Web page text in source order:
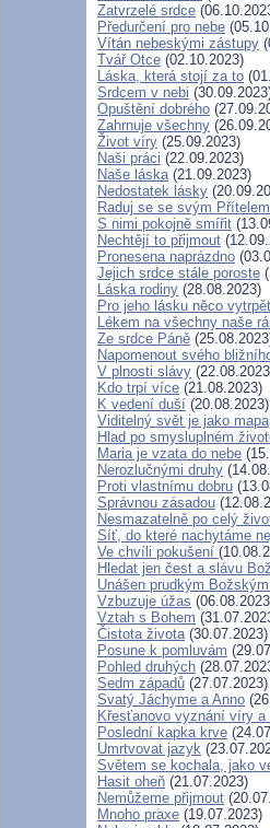
Zatvrzelé srdce
Předurčení pro nebe
Vítán nebeskými zástupy
Tvář Otce (02.10.2023)
Láska, která stojí za to
Srdcem v nebi
Opuštění dobrého
Zahrnuje všechny
Život víry (25.09.2023)
Naši práci (22.09.2023)
Naše láska(21.09.2023)
Nedostatek lásky
Raduj se se svým Přítelem
S nimi pokojně smířit
Nechtějí to přijmout
Pronesena naprázdno
Jejich srdce stále poroste
Láska rodiny (28.08.2023)
Pro jeho lásku něco vytrpět
Lékem na všechny naše
Ze srdce Páně
Napomenout svého
V plnosti slávy
Kdo trpí více (21.08.2023)
K vedení duší (20.08.2023)
Viditelný svět je jako mapa
Hlad po smysluplném
Maria je vzata do nebe
Nerozlučnými druhy
Proti vlastnímu dobru
Správnou zásadou
Nesmazatelně po celý
Síť, do které nachytáme
Ve chvíli pokušení
Hledat jen čest a slávu
Unášen prudkým
Vzbuzuje úžas
Vztah s Bohem
Čistota života(30.07.2023)
Posune k pomluvám
Pohled druhých
Sedm západů (27.07.2023)
Svatý Jáchyme a Anno
Křesťanovo vyznání víry a
Poslední kapka krve
Umrtvovat jazyk
Světem se kochala, jako
Hasit oheň (21.07.2023)
Nemůžeme přijmout
Mnoho praxe (19.07.2023)